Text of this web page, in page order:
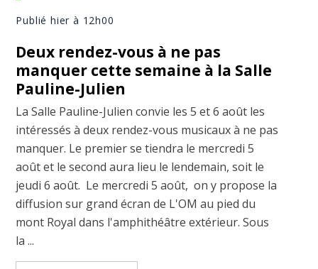
Publié hier à 12h00
Deux rendez-vous à ne pas
manquer cette semaine à la Salle
Pauline-Julien
La Salle Pauline-Julien convie les 5 et 6 août les
intéressés à deux rendez-vous musicaux à ne pas
manquer. Le premier se tiendra le mercredi 5
août et le second aura lieu le lendemain, soit le
jeudi 6 août. Le mercredi 5 août, on y propose la
diffusion sur grand écran de L'OM au pied du
mont Royal dans l'amphithéâtre extérieur. Sous
la ...